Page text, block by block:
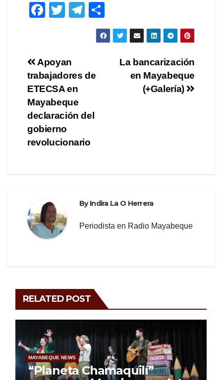
F
e
b
o
o
k
T
er
T
el
a
h
ar
Post
navigation
La bancarización
en Mayabeque
(+Galería)
Apoyan
trabajadores de
ETECSA en
Mayabeque
declaración del
gobierno
revolucionario
ByIndira La O Herrera
Periodista en Radio Mayabeque
RELATED POST
MAYABEQUE NEWS
“Planeta Chamaquilí”